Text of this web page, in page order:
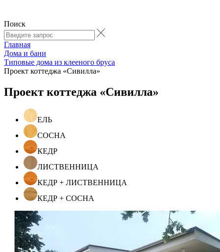
Поиск
Главная
Дома и бани
Типовые дома из клееного бруса
Проект коттеджа «Сивилла»
Проект коттеджа «Сивилла»
ЕЛЬ
СОСНА
КЕДР
ЛИСТВЕННИЦА
КЕДР + ЛИСТВЕННИЦА
КЕДР + СОСНА